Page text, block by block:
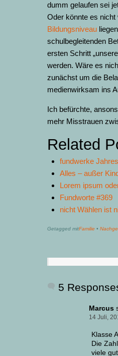
dumm gelaufen sei
Oder könnte es nicht
Bildungsniveau
schulbegleitenden
ersten Schritt
werden. Wäre es
zunächst um die
medienwirksam ins
Ich befürchte,
mehr Misstrauen
Related
fundwerke
Alles – außer
Lorem ipsum
Fundworte #369
nicht Wählen ist
Getagged mitFamilie •
5
Marcus
14 Juli,
Klasse
Die
viele